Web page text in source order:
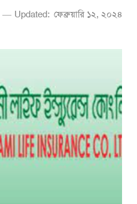
Updated: ফেব্রুয়ারি ১২, ২০২৪